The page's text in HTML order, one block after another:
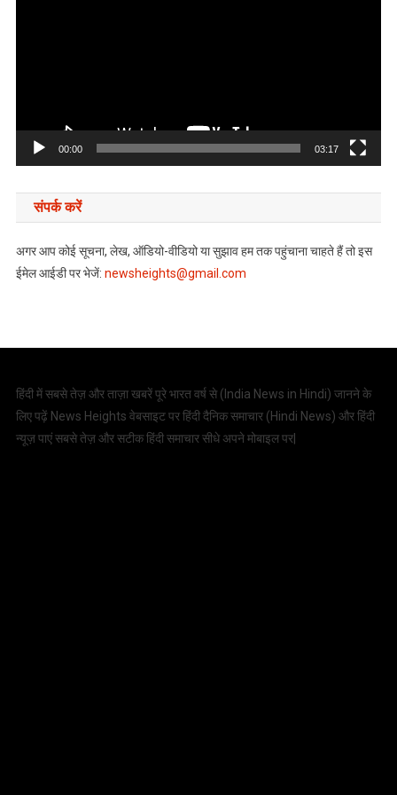
00:00 03:17
संपर्क करें
अगर आप कोई सूचना, लेख, ऑडियो-वीडियो या सुझाव हम तक पहुंचाना चाहते हैं तो इस
ईमेल आईडी पर भेजें: newsheights@gmail.com
हिंदी में सबसे तेज़ और ताज़ा खबरें पूरे भारत वर्ष से ( India News in Hindi) जानने के
लिए पढ़ें News Heights वेबसाइट पर हिंदी दैनिक समाचार (Hindi News) और हिंदी
न्यूज़ पाएं सबसे तेज़ और सटीक हिंदी समाचार सीधे अपने मोबाइल पर|